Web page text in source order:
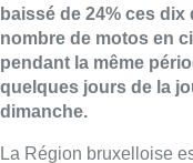
baissé de 24% ces
nombre de motos en
pendant la même
quelques jours de la
dimanche.
La Région bruxelloise